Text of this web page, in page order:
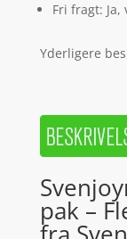
Fri fragt: Ja,
Yderligere
pak –